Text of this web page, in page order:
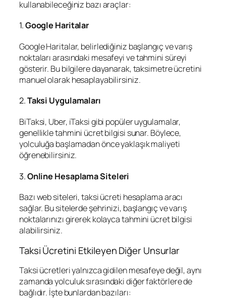
kullanabileceğiniz bazı araçlar:
1.Google Haritalar
Google Haritalar, belirlediğiniz başlangıç ve varış
noktaları arasındaki mesafeyi ve tahmini süreyi
gösterir. Bu bilgilere dayanarak, taksimetre ücretini
manuel olarak hesaplayabilirsiniz.
2.Taksi Uygulamaları
BiTaksi, Uber, iTaksi gibi popüler uygulamalar,
genellikle tahmini ücret bilgisi sunar. Böylece,
yolculuğa başlamadan önce yaklaşık maliyeti
öğrenebilirsiniz.
3.Online Hesaplama Siteleri
Bazı web siteleri, taksi ücreti hesaplama aracı
sağlar. Bu sitelerde şehrinizi, başlangıç ve varış
noktalarınızı girerek kolayca tahmini ücret bilgisi
alabilirsiniz.
Taksi Ücretini Etkileyen Diğer Unsurlar
Taksi ücretleri yalnızca gidilen mesafeye değil, aynı
zamanda yolculuk sırasındaki diğer faktörlere de
bağlıdır. İşte bunlardan bazıları: